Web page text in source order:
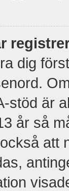
dig
stöd är
år så
att